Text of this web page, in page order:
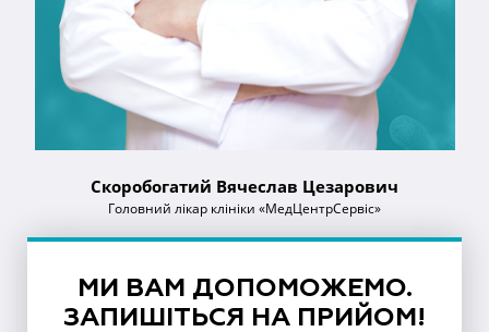
Скоробогатий Вячеслав Цезарович
Головний лікар клініки «МедЦентрСервіс»
МИ ВАМ ДОПОМОЖЕМО.
ЗАПИШІТЬСЯ НА ПРИЙОМ!